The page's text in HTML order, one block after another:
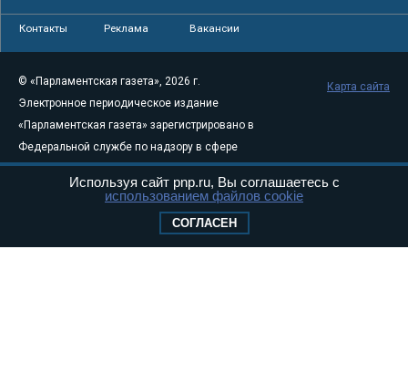
Контакты Реклама Вакансии
© «Парламентская газета», 2026 г.
Электронное периодическое издание
«Парламентская газета» зарегистрировано в
Федеральной службе по надзору в сфере
связи, информационных технологий и
массовых коммуникаций (Роскомнадзор) 05
Свидетельство о регистрации Эл № ФС77-
Карта сайта
Используя сайт pnp.ru, Вы соглашаетесь с
использованием файлов cookie
СОГЛАСЕН